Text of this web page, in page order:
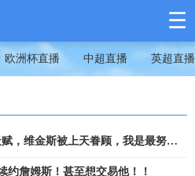
☰
欧洲杯直播 中超直播 英超直播
，维金斯被上天眷顾，我是最努力
约詹姆斯！甚至想交易他！！